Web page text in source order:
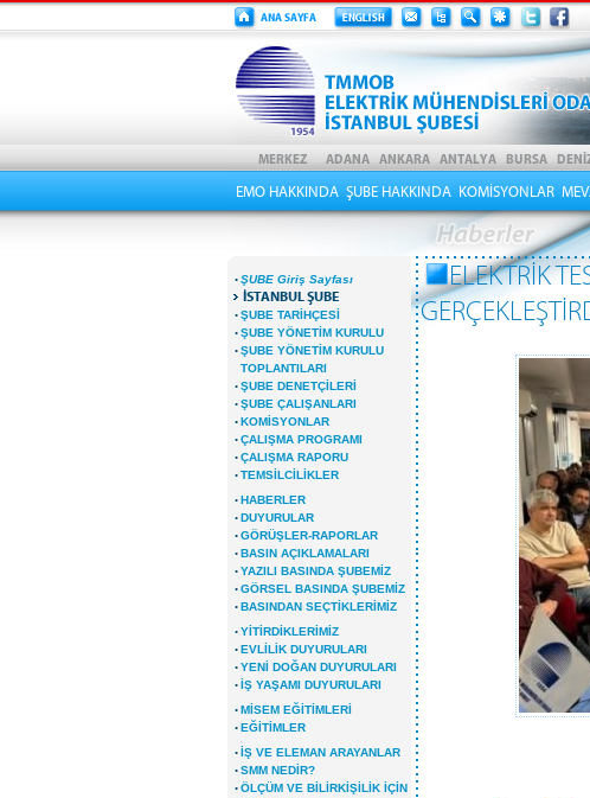
EMO HAKKINDA ŞUBE HAKKINDA KOMİSYONLAR
·ŞUBE Giriş Sayfası
İSTANBUL ŞUBE
·ŞUBE TARİHÇESİ
·ŞUBE YÖNETİM KURULU
·ŞUBE YÖNETİM KURULU
TOPLANTILARI
·ŞUBE DENETÇİLERİ
·ŞUBE ÇALIŞANLARI
·KOMİSYONLAR
·ÇALIŞMA PROGRAMI
·ÇALIŞMA RAPORU
·TEMSİLCİLİKLER
·HABERLER
·DUYURULAR
·GÖRÜŞLER-RAPORLAR
·BASIN AÇIKLAMALARI
·YAZILI BASINDA ŞUBEMİZ
·GÖRSEL BASINDA ŞUBEMİZ
·BASINDAN SEÇTİKLERİMİZ
·YİTİRDİKLERİMİZ
·EVLİLİK DUYURULARI
·YENİ DOĞAN DUYURULARI
·İŞ YAŞAMI DUYURULARI
·MİSEM EĞİTİMLERİ
·EĞİTİMLER
·İŞ VE ELEMAN ARAYANLAR
·SMM NEDİR?
·ÖLÇÜM VE BİLİRKİŞİLİK İÇİN
ELEKTRİK